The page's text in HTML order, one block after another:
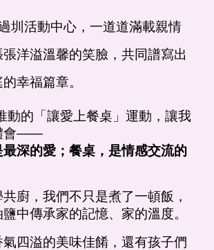
圳活動中心，一道道滿載親情
洋溢溫馨的笑臉，共同譜寫出
幸福篇章。
動的「讓愛上餐桌」運動，讓我
會——
深的愛；餐桌，是情感交流的
廚，我們不只是煮了一頓飯，
中傳承家的記憶、家的溫度。
四溢的美味佳餚，還有孩子們